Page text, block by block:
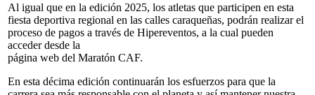
Al igual que en la edición 2025, los atletas que participen en esta
fiesta deportiva regional en las calles caraqueñas, podrán realizar el
proceso de pagos a través de Hipereventos, a la cual pueden
acceder desde la
página web del Maratón CAF.
En esta décima edición continuarán los esfuerzos para que la